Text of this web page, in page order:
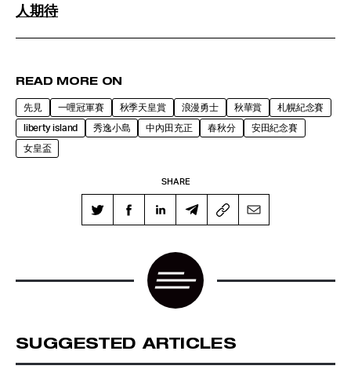
人期待
READ MORE ON
先見 一哩冠軍賽 秋季天皇賞 浪漫勇士 秋華賞 札幌紀念賽
liberty island 秀逸小島 中內田充正 春秋分 安田紀念賽
女皇盃
SHARE
SUGGESTED ARTICLES